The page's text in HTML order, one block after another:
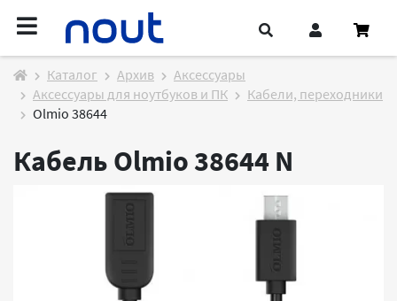
Каталог Архив
Аксессуары
Аксессуары для ноутбуков и ПК
Кабели, переходники
Olmio 38644
Кабель Olmio 38644 N